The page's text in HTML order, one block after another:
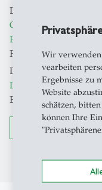
Wir
vearbeiten
Ergebnisse zu
Website
schätzen,
können Ihre
Dinh, T.; Sidhu, B.K.;
Can Capitalization of
Efficiency?
. In:
Finance and Business
Dinh, T.; Kang, H.;
Development:
European
Vollständiger CV